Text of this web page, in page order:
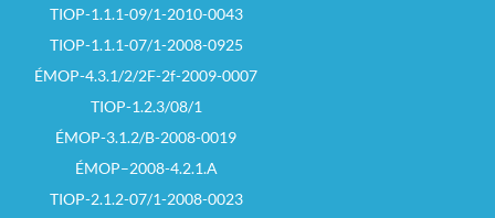
TIOP-1.1.1-09/1-2010-0043
TIOP-1.1.1-07/1-2008-0925
ÉMOP-4.3.1/2/2F-2f-2009-0007
TIOP-1.2.3/08/1
ÉMOP-3.1.2/B-2008-0019
ÉMOP–2008-4.2.1.A
TIOP-2.1.2-07/1-2008-0023